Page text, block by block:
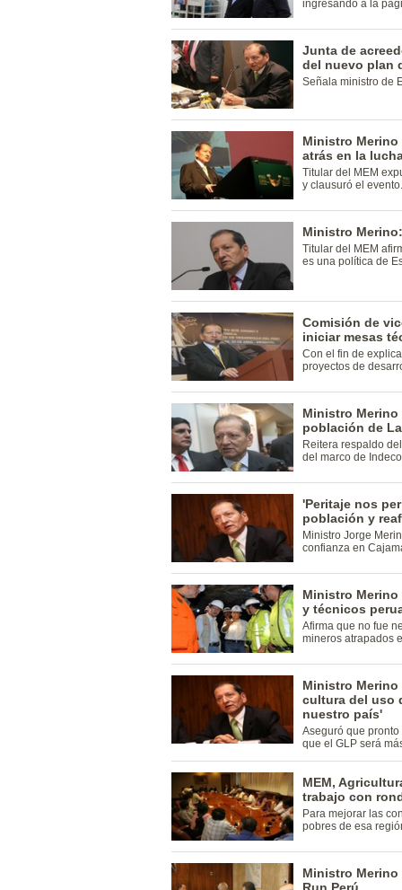
ingresando a la
Junta de
del nuevo plan
Señala ministro de
Ministro Merino
atrás en la
Titular del MEM
y clausuró el evento.
Ministro
Titular del MEM
es una política de
Comisión de
iniciar mesas
Con el fin de
proyectos de
Ministro Merino
población de
Reitera respaldo
del marco de
'Peritaje nos
población y
Ministro Jorge
confianza en
Ministro
y técnicos
Afirma que no fue
mineros atrapados
Ministro Merino
cultura del uso
nuestro país'
Aseguró que
que el GLP será
MEM,
trabajo con
Para mejorar las
pobres de esa
Ministro